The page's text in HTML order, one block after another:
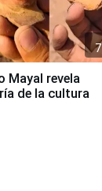
7
Mayal revela
de la cultura